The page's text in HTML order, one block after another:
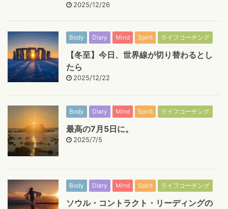
2025/12/26
Body Diary Mind Spirit ライフコーチング
【冬至】今日、世界線が切り替わるとし
たら
2025/12/22
Body Diary Mind Spirit ライフコーチング
最高の7月5日に。
2025/7/5
Body Diary Mind Spirit ライフコーチング
ソウル・コントラクト・リーディングの